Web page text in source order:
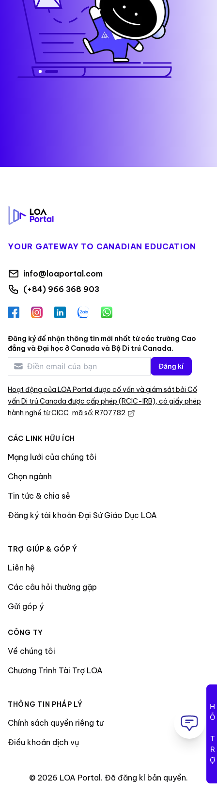
YOUR GATEWAY TO CANADIAN EDUCATION
info@loaportal.com
(+84) 966 368 903
FacebookInstagramLinkedInZalo WhatsApp
Đăng ký để nhận thông tin mới nhất từ các trường Cao
đẳng và Đại học ở Canada và Bộ Di trú Canada.
Đăng kí
Hoạt động của LOA Portal được cố vấn và giám sát bởi Cố
vấn Di trú Canada được cấp phép (RCIC-IRB), có giấy phép
hành nghề từ CICC, mã số: R707782
CÁC LINK HỮU ÍCH
Mạng lưới của chúng tôi
Chọn ngành
Tin tức & chia sẻ
Đăng ký tài khoản Đại Sứ Giáo Dục LOA
TRỢ GIÚP & GÓP Ý
Liên hệ
Các câu hỏi thường gặp
Gửi góp ý
CÔNG TY
Về chúng tôi
Chương Trình Tài Trợ LOA
THÔNG TIN PHÁP LÝ
Chính sách quyền riêng tư
Điều khoản dịch vụ
© 2026 LOA Portal . Đã đăng kí bản quyền.
HỖ TRỢ